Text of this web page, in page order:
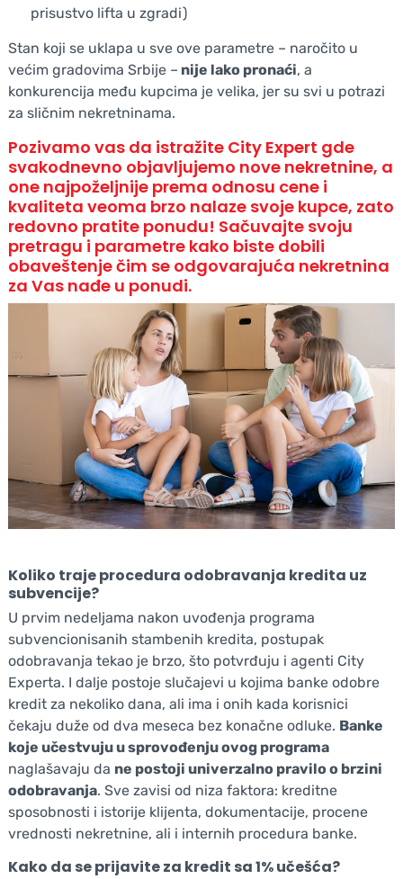
prisustvo lifta u zgradi)
Stan koji se uklapa u sve ove parametre – naročito u
većim gradovima Srbije – nije lako pronaći, a
konkurencija među kupcima je velika, jer su svi u potrazi
za sličnim nekretninama.
Pozivamo vas da istražite City Expert gde
svakodnevno objavljujemo nove nekretnine, a
one najpoželjnije prema odnosu cene i
kvaliteta veoma brzo nalaze svoje kupce, zato
redovno pratite ponudu! Sačuvajte svoju
pretragu i parametre kako biste dobili
obaveštenje čim se odgovarajuća nekretnina
za Vas nađe u ponudi.
Koliko traje procedura odobravanja kredita uz
subvencije?
U prvim nedeljama nakon uvođenja programa
subvencionisanih stambenih kredita, postupak
odobravanja tekao je brzo, što potvrđuju i agenti City
Experta. I dalje postoje slučajevi u kojima banke odobre
kredit za nekoliko dana, ali ima i onih kada korisnici
čekaju duže od dva meseca bez konačne odluke. Banke
koje učestvuju u sprovođenju ovog programa
naglašavaju da ne postoji univerzalno pravilo o brzini
odobravanja. Sve zavisi od niza faktora: kreditne
sposobnosti i istorije klijenta, dokumentacije, procene
vrednosti nekretnine, ali i internih procedura banke.
Kako da se prijavite za kredit sa 1% učešća?